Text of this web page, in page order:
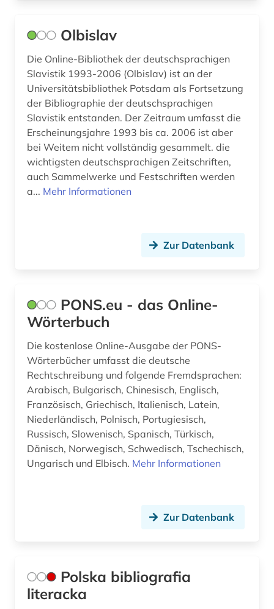
Olbislav
Die Online-Bibliothek der deutschsprachigen
Slavistik 1993-2006 (Olbislav) ist an der
Universitätsbibliothek Potsdam als Fortsetzung
der Bibliographie der deutschsprachigen
Slavistik entstanden. Der Zeitraum umfasst die
Erscheinungsjahre 1993 bis ca. 2006 ist aber
bei Weitem nicht vollständig gesammelt. die
wichtigsten deutschsprachigen Zeitschriften,
auch Sammelwerke und Festschriften werden
a... Mehr Informationen
Zur Datenbank
PONS.eu - das Online-
Wörterbuch
Die kostenlose Online-Ausgabe der PONS-
Wörterbücher umfasst die deutsche
Rechtschreibung und folgende Fremdsprachen:
Arabisch, Bulgarisch, Chinesisch, Englisch,
Französisch, Griechisch, Italienisch, Latein,
Niederländisch, Polnisch, Portugiesisch,
Russisch, Slowenisch, Spanisch, Türkisch,
Dänisch, Norwegisch, Schwedisch, Tschechisch,
Ungarisch und Elbisch. Mehr Informationen
Zur Datenbank
Polska bibliografia
literacka